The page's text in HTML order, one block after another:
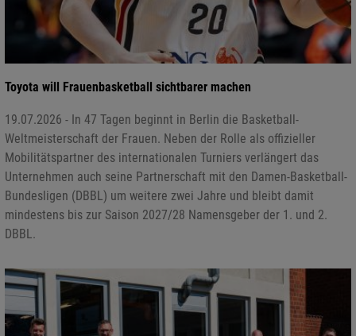
Toyota will Frauenbasketball sichtbarer machen
19.07.2026 - In 47 Tagen beginnt in Berlin die Basketball-
Weltmeisterschaft der Frauen. Neben der Rolle als offizieller
Mobilitätspartner des internationalen Turniers verlängert das
Unternehmen auch seine Partnerschaft mit den Damen-Basketball-
Bundesligen (DBBL) um weitere zwei Jahre und bleibt damit
mindestens bis zur Saison 2027/28 Namensgeber der 1. und 2.
DBBL.